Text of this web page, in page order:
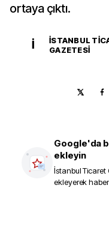
ortaya çıktı.
İ
İSTANBUL
GAZETESI
Google'da
ekleyin
İstanbul Ticaret
ekleyerek